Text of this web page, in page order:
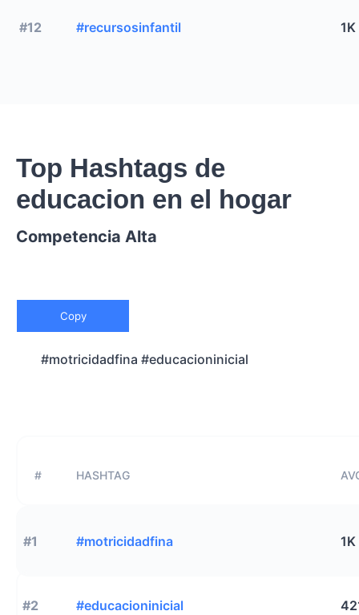
#12 #recursosinfantil 1K
Top Hashtags de
educacion en el hogar
Competencia Alta
Copy
#motricidadfina #educacioninicial
# HASHTAG
#1 #motricidadfina 1K
#2 #educacioninicial